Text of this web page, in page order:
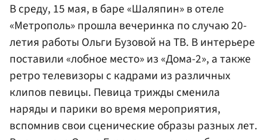
В среду, 15 мая, в баре «Шаляпин» в отеле
«Метрополь» прошла вечеринка по случаю 20-
летия работы Ольги Бузовой на ТВ. В интерьере
поставили «лобное место» из «Дома-2», а также
ретро телевизоры с кадрами из различных
клипов певицы. Певица трижды сменила
наряды и парики во время мероприятия,
вспомнив свои сценические образы разных лет.